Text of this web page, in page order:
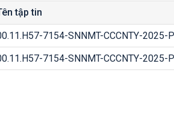
tập tin
7154-SNNMT-CCCNTY-2025-
7154-SNNMT-CCCNTY-2025-